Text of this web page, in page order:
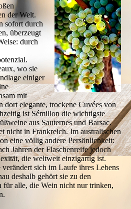
der Welt.
sofort durch
überzeugt
durch
wo sie
einiger
mit
dort elegante, trockene Cuvées von
ist Sémillon die wichtigste
aus Sauternes und Barsac.
nicht in Frankreich. Im australischen
eine völlig andere Persönlichkeit:
Jahren der Flaschenreife jedoch
die weltweit einzigartig ist.
sich im Laufe ihres Lebens
deshalb gehört sie zu den
für alle, die Wein nicht nur trinken,